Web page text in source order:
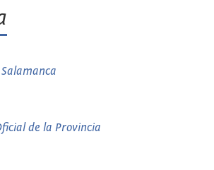
de la Provincia